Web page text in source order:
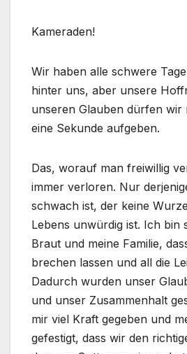
Kameraden!
Wir haben alle schwere
hinter uns, aber unsere
unseren Glauben dürfen wir
eine Sekunde aufgeben.
Das, worauf man freiwillig
immer verloren. Nur
schwach ist, der keine
Lebens unwürdig ist. Ich bin
Braut und meine Familie,
brechen lassen und all die
Dadurch wurden unser
und unser Zusammenhalt
mir viel Kraft gegeben und
gefestigt, dass wir den